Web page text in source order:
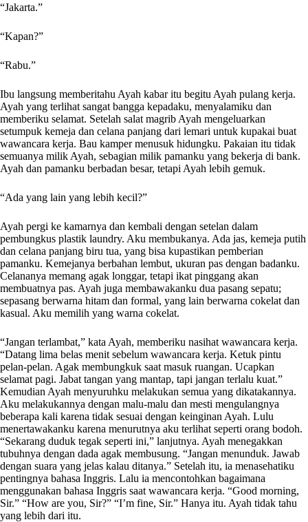
“Jakarta.”
“Kapan?”
“Rabu.”
Ibu langsung memberitahu Ayah kabar itu begitu Ayah pulang kerja.
Ayah yang terlihat sangat bangga kepadaku, menyalamiku dan
memberiku selamat. Setelah salat magrib Ayah mengeluarkan
setumpuk kemeja dan celana panjang dari lemari untuk kupakai buat
wawancara kerja. Bau kamper menusuk hidungku. Pakaian itu tidak
semuanya milik Ayah, sebagian milik pamanku yang bekerja di bank.
Ayah dan pamanku berbadan besar, tetapi Ayah lebih gemuk.
“Ada yang lain yang lebih kecil?”
Ayah pergi ke kamarnya dan kembali dengan setelan dalam
pembungkus plastik laundry. Aku membukanya. Ada jas, kemeja putih
dan celana panjang biru tua, yang bisa kupastikan pemberian
pamanku. Kemejanya berbahan lembut, ukuran pas dengan badanku.
Celananya memang agak longgar, tetapi ikat pinggang akan
membuatnya pas. Ayah juga membawakanku dua pasang sepatu;
sepasang berwarna hitam dan formal, yang lain berwarna cokelat dan
kasual. Aku memilih yang warna cokelat.
“Jangan terlambat,” kata Ayah, memberiku nasihat wawancara kerja.
“Datang lima belas menit sebelum wawancara kerja. Ketuk pintu
pelan-pelan. Agak membungkuk saat masuk ruangan. Ucapkan
selamat pagi. Jabat tangan yang mantap, tapi jangan terlalu kuat.”
Kemudian Ayah menyuruhku melakukan semua yang dikatakannya.
Aku melakukannya dengan malu-malu dan mesti mengulangnya
beberapa kali karena tidak sesuai dengan keinginan Ayah. Lulu
menertawakanku karena menurutnya aku terlihat seperti orang bodoh.
“Sekarang duduk tegak seperti ini,” lanjutnya. Ayah menegakkan
tubuhnya dengan dada agak membusung. “Jangan menunduk. Jawab
dengan suara yang jelas kalau ditanya.” Setelah itu, ia menasehatiku
pentingnya bahasa Inggris. Lalu ia mencontohkan bagaimana
menggunakan bahasa Inggris saat wawancara kerja. “Good morning,
Sir.” “How are you, Sir?” “I’m fine, Sir.” Hanya itu. Ayah tidak tahu
yang lebih dari itu.